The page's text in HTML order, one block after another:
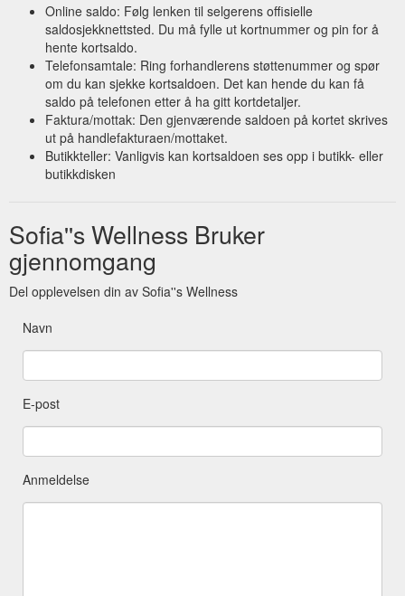
Online saldo: Følg lenken til selgerens offisielle
saldosjekknettsted. Du må fylle ut kortnummer og pin for å
hente kortsaldo.
Telefonsamtale: Ring forhandlerens støttenummer og spør
om du kan sjekke kortsaldoen. Det kan hende du kan få
saldo på telefonen etter å ha gitt kortdetaljer.
Faktura/mottak: Den gjenværende saldoen på kortet skrives
ut på handlefakturaen/mottaket.
Butikkteller: Vanligvis kan kortsaldoen ses opp i butikk- eller
butikkdisken
Sofia''s Wellness Bruker
gjennomgang
Del opplevelsen din av Sofia''s Wellness
Navn
E-post
Anmeldelse